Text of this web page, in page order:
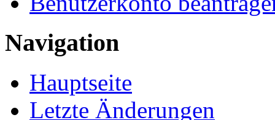
Navigation
Hauptseite
Letzte Änderungen